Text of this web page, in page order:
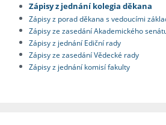
Zápisy z jednání kolegia děkana
Zápisy z porad děkana s vedoucími
Zápisy ze zasedání Akademického
Zápisy z jednání Ediční rady
Zápisy ze zasedání Vědecké rady
Zápisy z jednání komisí fakulty